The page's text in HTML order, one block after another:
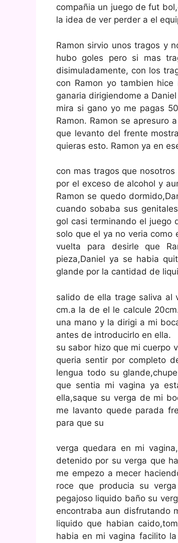
compañia un juego de fut
la idea de ver perder a el
Ramon sirvio unos tragos y
hubo goles pero si mas
disimuladamente, con los
con Ramon yo tambien
ganaria dirigiendome a
mira si gano yo me pagas
Ramon. Ramon se apresuro
que levanto del frente
quieras esto. Ramon ya en
con mas tragos que
por el exceso de alcohol y
Ramon se quedo
cuando sobaba sus
gol casi terminando el juego
solo que el ya no veria
vuelta para desirle que
pieza,Daniel ya se habia
glande por la cantidad de
salido de ella trage saliva al
cm.a la de el le calcule
una mano y la dirigi a mi
antes de introducirlo en ella.
su sabor hizo que mi cuerpo
queria sentir por completo
lengua todo su
que sentia mi vagina ya
ella,saque su verga de mi
me lavanto quede parada
para que su
verga quedara en mi
detenido por su verga que
me empezo a mecer
roce que producia su
pegajoso liquido baño su
encontraba aun disfrutando
liquido que habian
habia en mi vagina facilito